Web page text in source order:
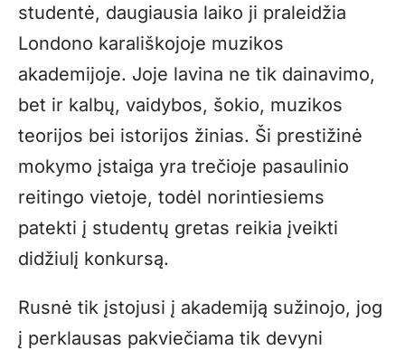
studentė, daugiausia laiko ji praleidžia
Londono karališkojoje muzikos
akademijoje. Joje lavina ne tik dainavimo,
bet ir kalbų, vaidybos, šokio, muzikos
teorijos bei istorijos žinias. Ši prestižinė
mokymo įstaiga yra trečioje pasaulinio
reitingo vietoje, todėl norintiesiems
patekti į studentų gretas reikia įveikti
didžiulį konkursą.
Rusnė tik įstojusi į akademiją sužinojo, jog
į perklausas pakviečiama tik devyni